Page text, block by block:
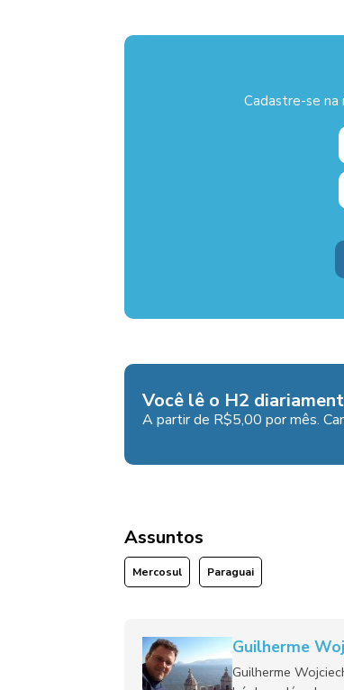
Cadastre-se
Você lê o H2
A partir de R$5,00 por mês.
Assuntos
Mercosul Paraguai
Guilherme
Guilherme